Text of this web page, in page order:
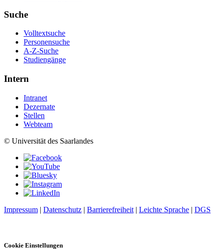
Suche
Volltextsuche
Personensuche
A-Z-Suche
Studiengänge
Intern
Intranet
Dezernate
Stellen
Webteam
© Universität des Saarlandes
Impressum | Datenschutz | Barrierefreiheit | Leichte Sprache | DGS
Cookie Einstellungen